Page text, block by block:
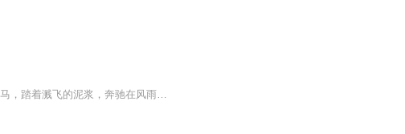
灰暗的天色，飘着蒙蒙细雨，天地间似是弥漫着一片愁云惨雾。 五匹长程健马，踏着溅飞的泥浆，奔驰在风雨中。 当先一骑马上，坐着一个十四五岁的少年，蓝绸劲装，薄底快靴，马鞍上挂着一柄宝剑。 第二骑健马上，是一位十八九岁的少女，轮廓秀丽...